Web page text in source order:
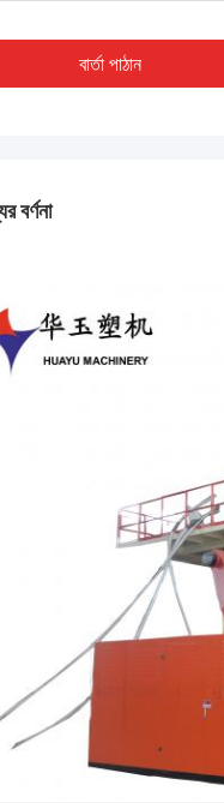
বার্তা পাঠান
বর্ণনা